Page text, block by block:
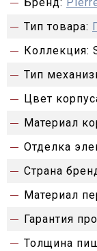
Бренд:
Тип товара:
Коллекция:
Тип
Цвет
Материал
Отделка
Страна
Материал
Гарантия
Толщина